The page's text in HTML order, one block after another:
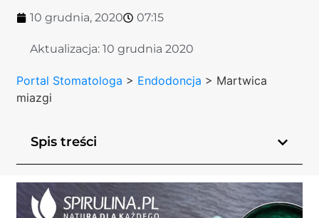
10 grudnia, 2020 07:15
Aktualizacja:10 grudnia 2020
Portal Stomatologa > Endodoncja > Martwica
miazgi
Spis treści